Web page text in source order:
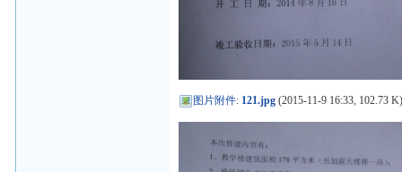
图片附件: 121.jpg (2015-11-9 16:33, 102.73